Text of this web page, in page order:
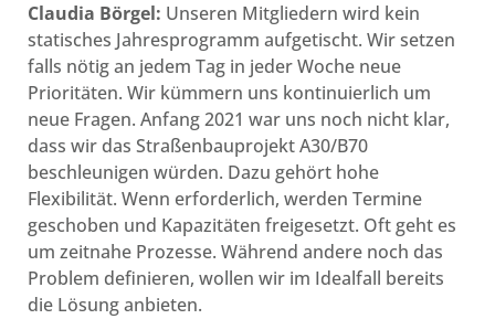
Claudia Börgel: Unseren Mitgliedern wird kein
statisches Jahresprogramm aufgetischt. Wir setzen
falls nötig an jedem Tag in jeder Woche neue
Prioritäten. Wir kümmern uns kontinuierlich um
neue Fragen. Anfang 2021 war uns noch nicht klar,
dass wir das Straßenbauprojekt A30/B70
beschleunigen würden. Dazu gehört hohe
Flexibilität. Wenn erforderlich, werden Termine
geschoben und Kapazitäten freigesetzt. Oft geht es
um zeitnahe Prozesse. Während andere noch das
Problem definieren, wollen wir im Idealfall bereits
die Lösung anbieten.